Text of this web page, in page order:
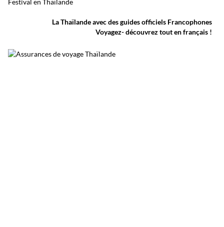
traditionnelles et des musiques de l’Isan,
célébrant le début du carême bouddhique
dans une atmosphère aussi spirituelle que
La Thaïlande avec des guides officiels Francophones
Voyagez- découvrez tout en français !